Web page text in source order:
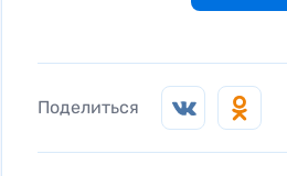
Поделиться